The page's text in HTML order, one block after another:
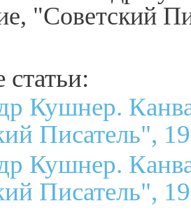
"Советский
Кушнер.
Писатель",
Кушнер.
Писатель",